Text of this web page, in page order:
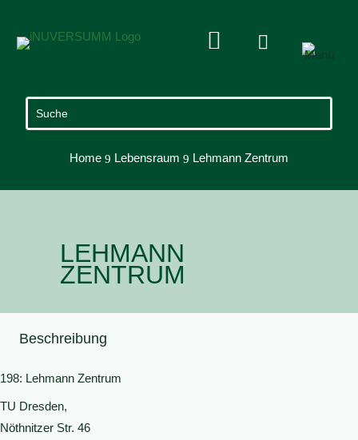
 
Home 9 Lebensraum 9 Lehmann Zentrum
LEHMANN
ZENTRUM
Beschreibung
198: Lehmann Zentrum
TU Dresden,
Nöthnitzer Str. 46